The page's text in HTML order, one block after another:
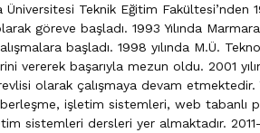
Üniversitesi Teknik Eğitim Fakültesi’nden
göreve başladı. 1993 Yılında
başladı. 1998 yılında M.Ü.
vererek başarıyla mezun oldu. 2001
olarak çalışmaya devam etmektedir.
işletim sistemleri, web tabanlı
sistemleri dersleri yer almaktadır.